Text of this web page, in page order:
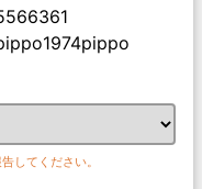
してください。